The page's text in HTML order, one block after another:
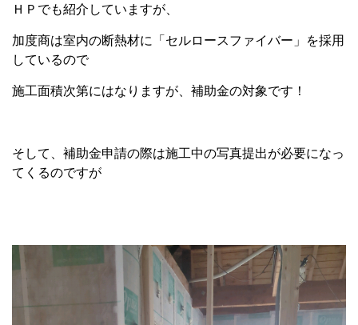
ＨＰでも紹介していますが、
加度商は室内の断熱材に「セルロースファイバー」を採用
しているので
施工面積次第にはなりますが、補助金の対象です！
そして、補助金申請の際は施工中の写真提出が必要になっ
てくるのですが